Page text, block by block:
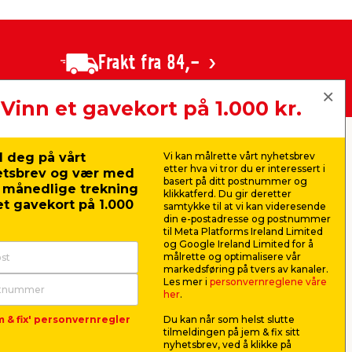
der man ønsker et lett og transparent
noe som gjør dem godt egnet til
annet som bordplater, avskjerming
og utendørs bruk.
aksjesalg og
Frakt fra 84,-
jem & fix Norge AS, Strandveien 35,
1366 Lysaker (Hovedkontor)
Organisasjonsnummer: 919 562 404
E-post: kundeservice@jemfix.com
Vinn et gavekort på 1.000 kr.
deg på vårt
og vær med
månedlige trekning
gavekort på 1.000
& fix' personvernregler
Vi kan målrette vårt nyhetsbrev
etter hva vi tror du er interessert i
basert på ditt postnummer og
klikkatferd. Du gir deretter
samtykke til at vi kan videresende
din e-postadresse og postnummer
til Meta Platforms Ireland Limited
og Google Ireland Limited for å
målrette og optimalisere vår
markedsføring på tvers av kanaler.
Les mer i personvernreglene våre
her.
Du kan når som helst slutte
tilmeldingen på jem & fix sitt
nyhetsbrev, ved å klikke på